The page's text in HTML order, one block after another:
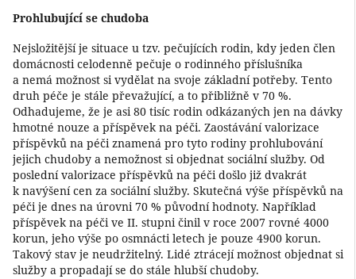
Prohlubující se chudoba
Nejsložitější je situace u tzv. pečujících rodin, kdy jeden člen
domácnosti celodenně pečuje o rodinného příslušníka
a nemá možnost si vydělat na svoje základní potřeby. Tento
druh péče je stále převažující, a to přibližně v 70 %.
Odhadujeme, že je asi 80 tisíc rodin odkázaných jen na dávky
hmotné nouze a příspěvek na péči. Zaostávání valorizace
příspěvků na péči znamená pro tyto rodiny prohlubování
jejich chudoby a nemožnost si objednat sociální služby. Od
poslední valorizace příspěvků na péči došlo již dvakrát
k navýšení cen za sociální služby. Skutečná výše příspěvků na
péči je dnes na úrovni 70 % původní hodnoty. Například
příspěvek na péči ve II. stupni činil v roce 2007 rovné 4000
korun, jeho výše po osmnácti letech je pouze 4900 korun.
Takový stav je neudržitelný. Lidé ztrácejí možnost objednat si
služby a propadají se do stále hlubší chudoby.